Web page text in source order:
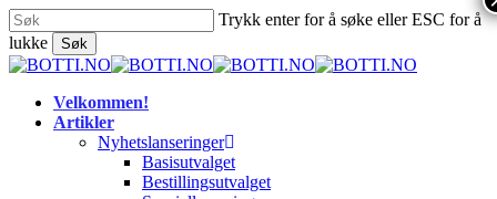
Skip
to
main
content
Trykk enter for å søke eller ESC for å
lukke
Søk
Close
search
Menu
Velkommen!
Artikler
Nyhetslanseringer
Basisutvalget
Bestillingsutvalget